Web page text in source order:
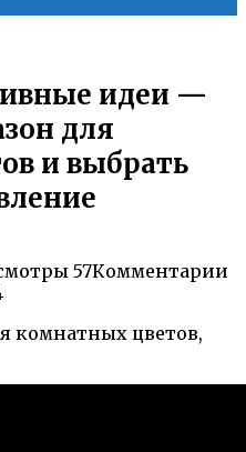
идеи —
для
и выбрать
57Комментарии